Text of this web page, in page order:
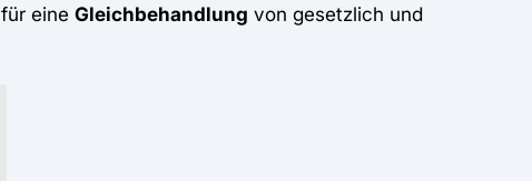
für eine Gleichbehandlung von gesetzlich und